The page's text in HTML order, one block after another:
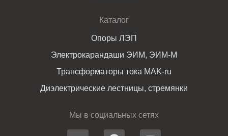
Каталог
Опоры ЛЭП
Электрокарандаши ЭИМ, ЭИМ-М
Трансформаторы тока MAK-ru
Диэлектрические лестницы, стремянки
Мы в социальных сетях